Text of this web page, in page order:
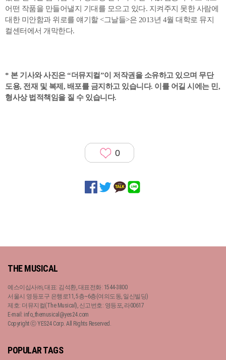
어떤 작품을 만들어낼지 기대를 모으고 있다. 지켜주지 못한 사람에
대한 미안함과 위로를 얘기할 <그날들>은 2013년 4월 대학로 뮤지
컬센터에서 개막한다.
* 본 기사와 사진은 “더뮤지컬”이 저작권을 소유하고 있으며 무단
도용, 전재 및 복제, 배포를 금지하고 있습니다. 이를 어길 시에는 민,
형사상 법적책임을 질 수 있습니다.
0
THE MUSICAL
예스이십사㈜, 대표: 김석환, 대표전화: 1544-3800
서울시 영등포구 은행로11, 5층~6층(여의도동, 일신빌딩)
제호: 더뮤지컬(The Musical), 신고번호: 영등포, 라00617
E-mail: info_themusical@yes24.com
Copyright ⓒ YES24 Corp. All Rights Reserved.
POPULAR TAGS